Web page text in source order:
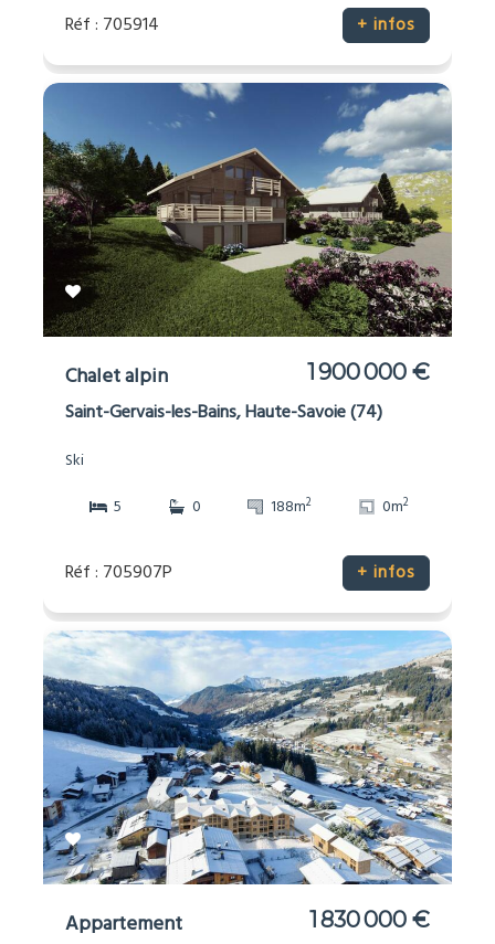
Réf : 705914 + infos
Chalet alpin 1 900 000 €
Saint-Gervais-les-Bains, Haute-Savoie (74)
Ski
5
0 188m2 0m2
Réf : 705907P + infos
Appartement 1 830 000 €